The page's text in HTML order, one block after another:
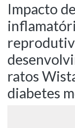
Estatísticas
Impacto
ratos
diabetes